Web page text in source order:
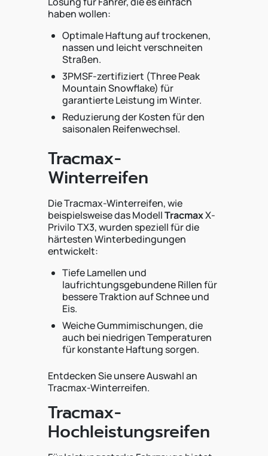
haben wollen:
Optimale Haftung auf trockenen,
nassen und leicht verschneiten
Straßen.
3PMSF-zertifiziert (Three Peak
Mountain Snowflake) für
garantierte Leistung im Winter.
Reduzierung der Kosten für den
saisonalen Reifenwechsel.
Tracmax-
Winterreifen
Die Tracmax-Winterreifen, wie
beispielsweise das ModellTracmaxX-
Privilo TX3, wurden speziell für die
härtesten Winterbedingungen
entwickelt:
Tiefe Lamellen und
laufrichtungsgebundene Rillen für
bessere Traktion auf Schnee und
Eis.
Weiche Gummimischungen, die
auch bei niedrigen Temperaturen
für konstante Haftung sorgen.
Entdecken Sie unsere Auswahl an
Tracmax-Winterreifen.
Tracmax-
Hochleistungsreifen